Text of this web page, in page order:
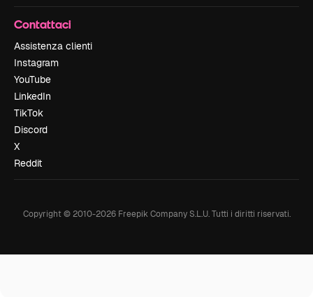
Contattaci
Assistenza clienti
Instagram
YouTube
LinkedIn
TikTok
Discord
X
Reddit
Copyright © 2010-2026Freepik Company S.L.U. Tutti i diritti riservati.